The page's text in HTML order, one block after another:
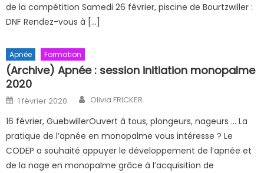
de la compétition Samedi 26 février, piscine de Bourtzwiller :
DNF Rendez-vous à […]
Apnée Formation
(Archive) Apnée : session initiation monopalme
2020
Posted on
1 février 2020 Author
Olivia FRICKER
16 février, GuebwillerOuvert à tous, plongeurs, nageurs … La
pratique de l’apnée en monopalme vous intéresse ? Le
CODEP a souhaité appuyer le développement de l’apnée et
de la nage en monopalme grâce à l’acquisition de